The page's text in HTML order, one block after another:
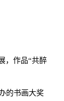
，作品“共醉
的书画大奖